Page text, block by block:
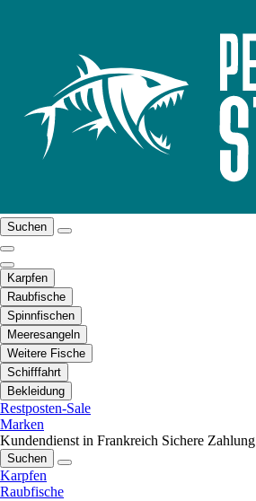
Suchen
Karpfen
Raubfische
Spinnfischen
Meeresangeln
Weitere Fische
Schifffahrt
Bekleidung
Restposten-Sale
Marken
Kundendienst in Frankreich Sichere Zahlung
Suchen
Karpfen
Raubfische